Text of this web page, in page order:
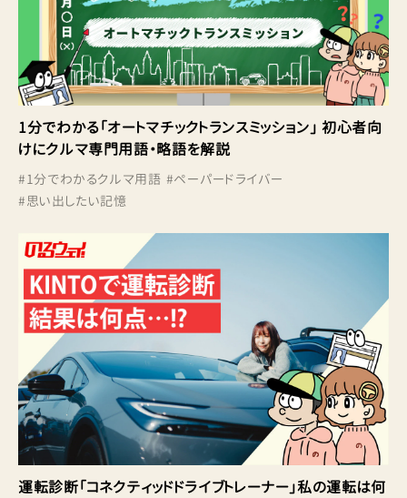
1分でわかる「オートマチックトランスミッション」 初心者向
けにクルマ専門用語・略語を解説
#1分でわかるクルマ用語 #ペーパードライバー
#思い出したい記憶
運転診断「コネクティッドドライブトレーナー」私の運転は何